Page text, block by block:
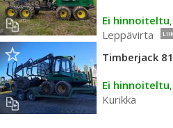
Ei hinnoiteltu,
Leppävirta
Timberjack
Ei hinnoiteltu,
Kurikka